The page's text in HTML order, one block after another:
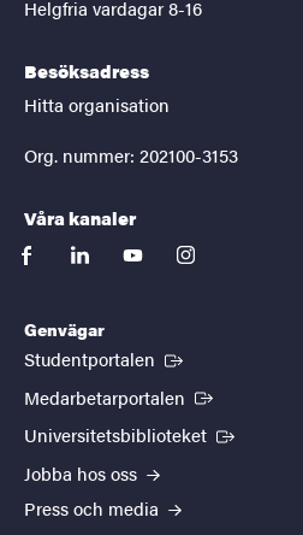
Helgfria vardagar 8-16
Besöksadress
Hitta organisation
Org. nummer: 202100-3153
Våra kanaler
facebooklinkedinyoutubeinstagram
Genvägar
Studentportalen (Extern länk)
Medarbetarportalen (Extern länk)
Universitetsbiblioteket (Extern länk)
Jobba hos oss
Press och media